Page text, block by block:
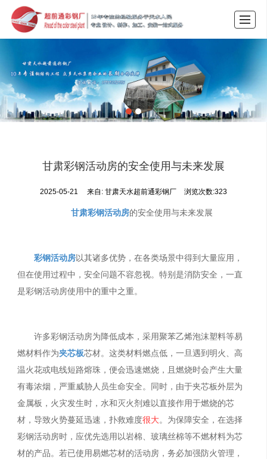
案例展示
甘肃彩钢活动房的安全使用与未来发展
2025-05-21 来自:甘肃天水超前通彩钢厂 浏览次数:323
甘肃彩钢活动房的安全使用与未来发展
彩钢活动房以其诸多优势，在各类场景中得到大量应用，
但在使用过程中，安全问题不容忽视。特别是消防安全，一直
是彩钢活动房使用中的重中之重。
许多彩钢活动房为降低成本，采用聚苯乙烯泡沫塑料等易
燃材料作为夹芯板芯材。这类材料燃点低，一旦遇到明火、高
温火花或电线短路熔珠，便会迅速燃烧，且燃烧时会产生大量
有毒浓烟，严重威胁人员生命安全。同时，由于夹芯板外层为
金属板，火灾发生时，水和灭火剂难以直接作用于燃烧的芯
材，导致火势蔓延迅速，扑救难度很大。为保障安全，在选择
彩钢活动房时，应优先选用以岩棉、玻璃丝棉等不燃材料为芯
材的产品。若已使用易燃芯材的活动房，务必加强防火管理，